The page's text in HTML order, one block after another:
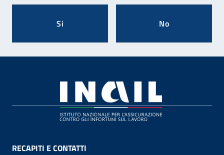
Si No
RECAPITI E CONTATTI